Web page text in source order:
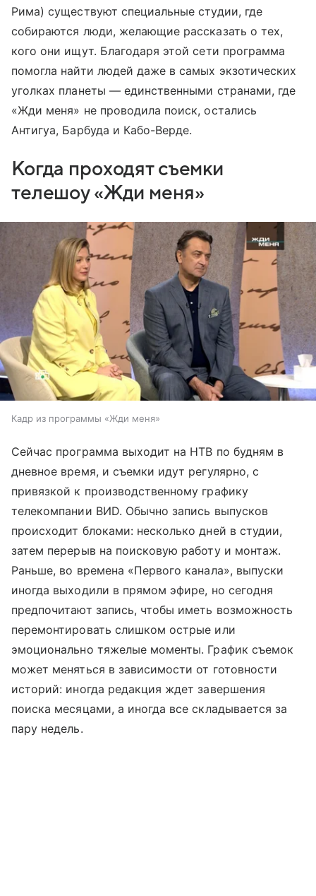
Рима) существуют специальные студии, где
собираются люди, желающие рассказать о тех,
кого они ищут. Благодаря этой сети программа
помогла найти людей даже в самых экзотических
уголках планеты — единственными странами, где
«Жди меня» не проводила поиск, остались
Антигуа, Барбуда и Кабо-Верде.
Когда проходят съемки
телешоу «Жди меня»
Кадр из программы «Жди меня»
Сейчас программа выходит на НТВ по будням в
дневное время, и съемки идут регулярно, с
привязкой к производственному графику
телекомпании ВИD. Обычно запись выпусков
происходит блоками: несколько дней в студии,
затем перерыв на поисковую работу и монтаж.
Раньше, во времена «Первого канала», выпуски
иногда выходили в прямом эфире, но сегодня
предпочитают запись, чтобы иметь возможность
перемонтировать слишком острые или
эмоционально тяжелые моменты. График съемок
может меняться в зависимости от готовности
историй: иногда редакция ждет завершения
поиска месяцами, а иногда все складывается за
пару недель.